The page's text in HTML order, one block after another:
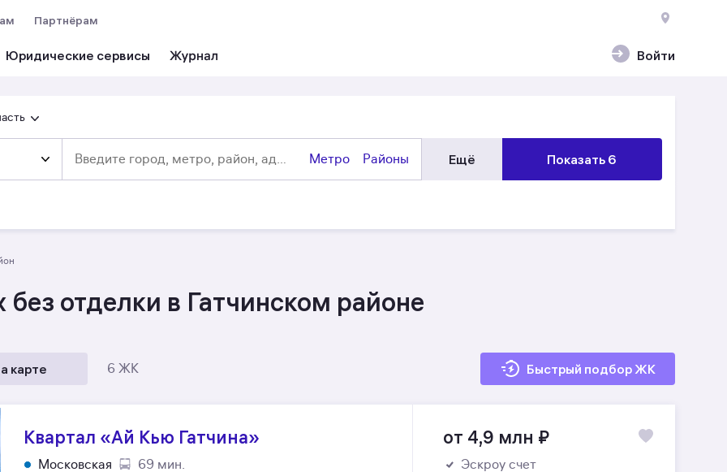
Войти
Юридические сервисы
Партнёрам
Метро Районы Ещё Показать 6
отделки в Гатчинском районе
карте 6 ЖК Быстрый подбор ЖК
Квартал «Ай Кью Гатчина»
Московская
69 мин.
от 4,9 млн ₽
Эскроу счет